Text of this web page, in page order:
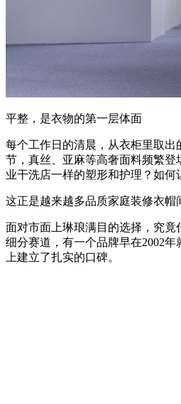
平整，是衣物的第一层体面
每个工作日的清晨，从衣柜里取
节，真丝、亚麻等高奢面料频繁
业干洗店一样的塑形和护理？如
这正是越来越多品质家庭装修衣帽
面对市面上琳琅满目的选择，究
细分赛道，有一个品牌早在2002
上建立了扎实的口碑。